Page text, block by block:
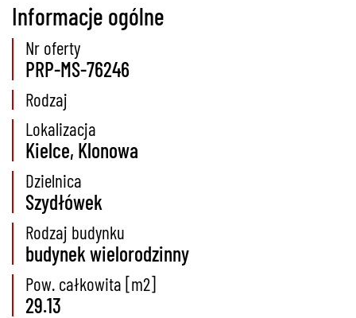
Informacje ogólne
Nr oferty
PRP-MS-76246
Rodzaj
Lokalizacja
Kielce, Klonowa
Dzielnica
Szydłówek
Rodzaj budynku
budynek wielorodzinny
Pow. całkowita [m2]
29.13